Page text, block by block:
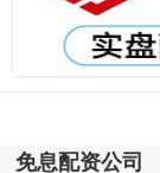
免息配资公司